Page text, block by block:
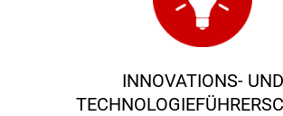
INNOVATIONS- UND